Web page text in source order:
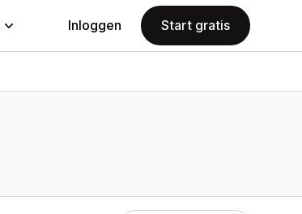
Inloggen Start gratis